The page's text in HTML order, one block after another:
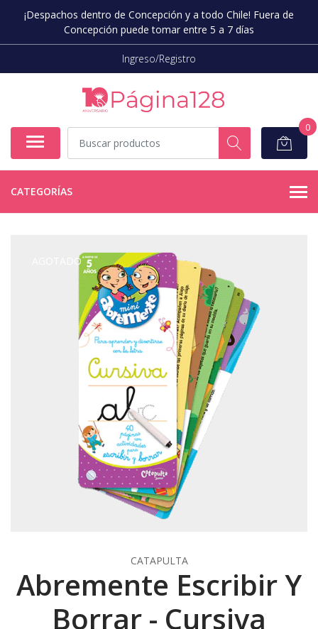
¡Despachos dentro de Concepción y a todo Chile! Fuera de
Concepción puede tomar entre 5 a 7 días
Ingreso/Registro
0
CATEGORÍAS
AGOTADO
CATAPULTA
Abremente Escribir Y
Borrar - Cursiva